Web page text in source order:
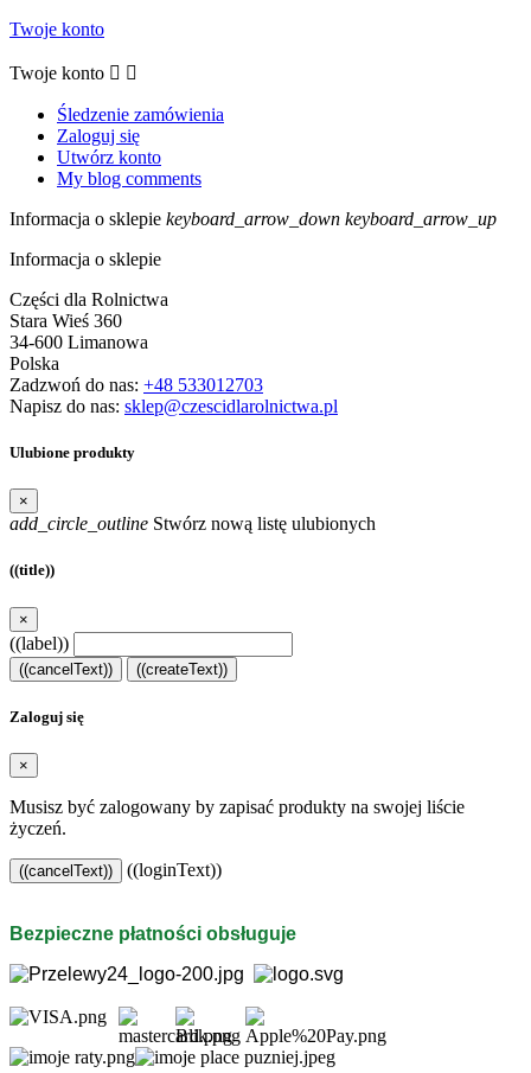
Twoje konto
Twoje konto  
Śledzenie zamówienia
Zaloguj się
Utwórz konto
My blog comments
Informacja o sklepie keyboard_arrow_down keyboard_arrow_up
Informacja o sklepie
Części dla Rolnictwa
Stara Wieś 360
34-600 Limanowa
Polska
Zadzwoń do nas: +48 533012703
Napisz do nas: sklep@czescidlarolnictwa.pl
Ulubione produkty
×
add_circle_outline Stwórz nową listę ulubionych
((title))
×
((label))
((cancelText)) ((createText))
Zaloguj się
×
Musisz być zalogowany by zapisać produkty na swojej liście
życzeń.
((cancelText)) ((loginText))
Bezpieczne płatności obsługuje